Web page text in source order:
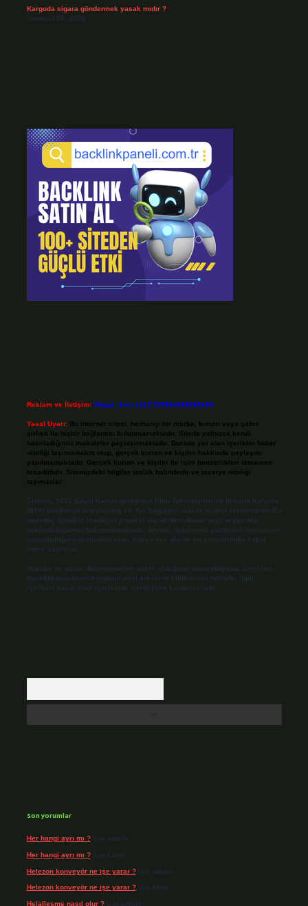
Kargoda sigara göndermek yasak mıdır ?
Temmuz 24, 2026
Reklam ve İletişim: Skype: live:.cid.575569c608265c69
Yasal Uyarı: Bu internet sitesi, herhangi bir marka, kurum veya şahıs
şirketi ile hiçbir bağlantısı bulunmamaktadır. Sitede yalnızca kendi
hazırladığımız makaleler paylaşılmaktadır. Burada yer alan içerikler haber
niteliği taşımamakta olup, gerçek kurum ve kişiler hakkında paylaşım
yapılmamaktadır. Gerçek kurum ve kişiler ile isim benzerlikleri tamamen
tesadüfidir. Sitemizdeki bilgiler taslak halindedir ve tavsiye niteliği
taşımazlar.
Sitemiz, 5651 Sayılı Kanun gereğince Bilgi Teknolojileri ve İletişim Kurumu
(BTK) tarafından onaylanmış bir Yer Sağlayıcı olarak hizmet vermektedir. Bu
nedenle, sitedeki içerikleri proaktif olarak denetleme veya araştırma
yükümlülüğümüz bulunmamaktadır. Ancak, üyelerimiz yazdıkları içeriklerin
sorumluluğunu taşımakta olup, siteye üye olarak bu sorumluluğu kabul
etmiş sayılırlar.
Hukuka ve yasal düzenlemelere aykırı olduğunu düşündüğünüz içerikleri,
backlinkpanelicomtr@gmail.com adresine bildirmeniz halinde, ilgili
içerikler yasal süre içerisinde sitemizden kaldırılacaktır.
Son yorumlar
Her hangi ayrı mı ?için admin
Her hangi ayrı mı ?için Cihat
Helezon konveyör ne işe yarar ?için admin
Helezon konveyör ne işe yarar ?için Mine
Helalleşme nasıl olur ?için admin